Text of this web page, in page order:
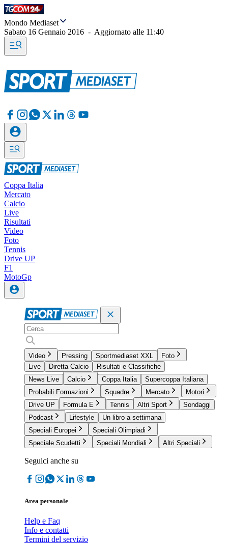
Mondo Mediaset
Sabato 16 Gennaio 2016 - Aggiornato alle 11:40
Coppa Italia
Mercato
Calcio
Live
Risultati
Video
Foto
Tennis
Drive UP
F1
MotoGp
Video Pressing Sportmediaset XXL
Foto
Live
Diretta Calcio
Risultati e Classifiche
News Live
Calcio Coppa Italia
Supercoppa Italiana
Probabili Formazioni
Squadre Mercato
Motori
Drive UP
Formula E Tennis Altri Sport
Sondaggi
Podcast
Lifestyle
Un libro a settimana
Speciali Europei
Speciali Olimpiadi
Speciale Scudetti
Speciali Mondiali Altri Speciali
Seguici anche su
Area personale
Help e Faq
Info e contatti
Termini del servizio